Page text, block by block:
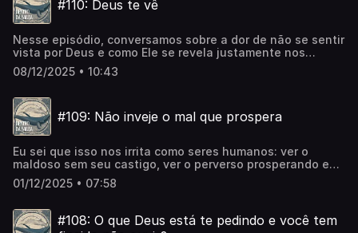
#110: Deus te vê
Nesse episódio, conversamos sobre a dor de não se sentir
vista por Deus e como Ele se revela justamente nos
momentos em que mais parece distante. A partir da
história de Hagar, exploramos como Deus se aproxima de
está atravessando um período de silêncio, abandono ou
invisibilidade, este episódio é um convite para enxergar
que Deus não perdeu o seu rastro — Ele conhece o seu
não consegue identificar a presença dEle.
08/12/2025 • 10:43
#109: Não inveje o mal que prospera
Eu sei que isso nos irrita como seres humanos: ver o
maldoso sem seu castigo, ver o perverso prosperando e
parecendo que nada de mal acontece para eles.Mas o
Salmo 37 te aconselha sobre o que de fato importa
01/12/2025 • 07:58
#108: O que Deus está te pedindo e você tem